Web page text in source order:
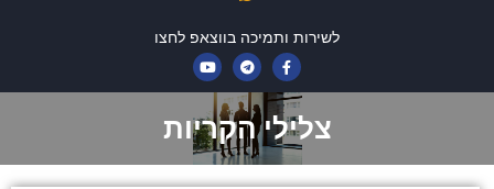
לשירות ותמיכה בווצאפ לחצו
צלילי הקריות